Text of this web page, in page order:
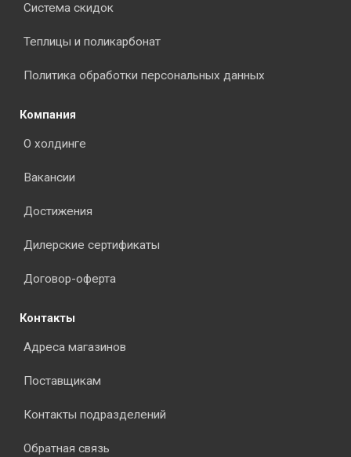
Система скидок
Теплицы и поликарбонат
Политика обработки персональных данных
Компания
О холдинге
Вакансии
Достижения
Дилерские сертификаты
Договор-оферта
Контакты
Адреса магазинов
Поставщикам
Контакты подразделений
Обратная связь